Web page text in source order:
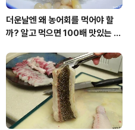
더운날엔 왜 농어회를 먹어야 할
까? 알고 먹으면 100배 맛있는 농